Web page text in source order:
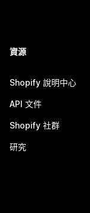
資源
Shopify 說明中心
API 文件
Shopify 社群
研究